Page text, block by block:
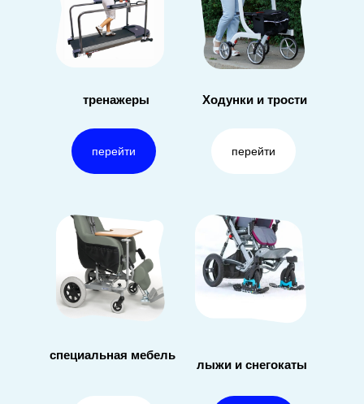
Ходунки и трости
тренажеры
перейти перейти
специальная мебель
лыжи и снегокаты